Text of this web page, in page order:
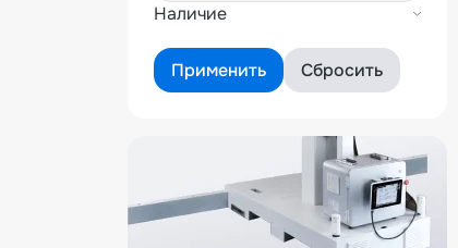
Наличие
Применить
Сбросить